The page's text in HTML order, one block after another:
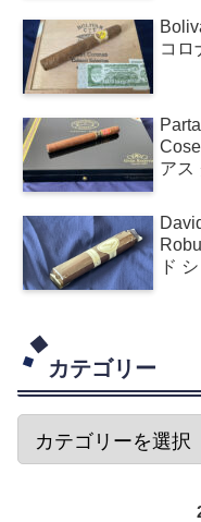
コロ
アス
ド
カテゴリー